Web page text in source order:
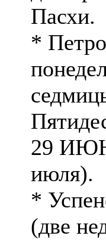
Пасхи.
*
29
июля).
*
(две